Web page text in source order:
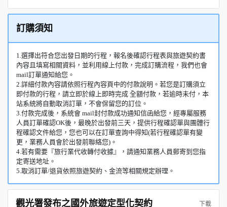
訂購須知
1.選擇出符合您出發日期的行程，報名後確認行程表與旅遊契約書
內容且填寫相關資料，並利用線上付款，完成訂購流程，我們也會
mail訂單通知給您。
2.詳細付款內容請依照行程內容頁中的付款說明。若您是訂購須立
即付款的行程，請立即於線上即時完成 全額付款，若逾時未付，本
站系統將自動取消訂單，不會保留您的訂位。
3.付款完成後，系統會 mail封付款成功通知信函給您，經專屬服務
人員訂單確認OK後，最晚於出發前三天，提供行程確認單與團體行
程確認文件給您，您也可以在訂單查詢中得知(若行程確認單有變
更，業務人員會於出發前聯絡您)。
4.若有需要『旅行業代收轉付收據』，請通知業務人員郵寄到您指
定寄送地址。
5.取消訂單/退貨依照旅遊契約、金流等相關規定辦理。
觀光署發布之國外旅遊定型化契約 下載